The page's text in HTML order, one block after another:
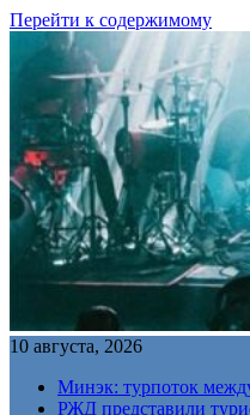
Перейти к содержимому
10 августа, 2026
Минэк: турпоток
РЖД представили